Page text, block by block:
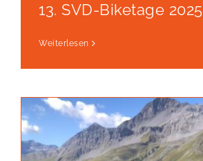
13. SVD-Biketage 2025
Weiterlesen